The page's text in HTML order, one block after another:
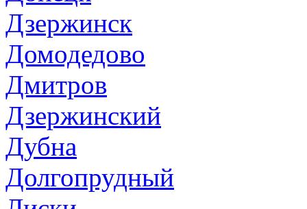
Дзержинск
Домодедово
Дмитров
Дзержинский
Дубна
Долгопрудный